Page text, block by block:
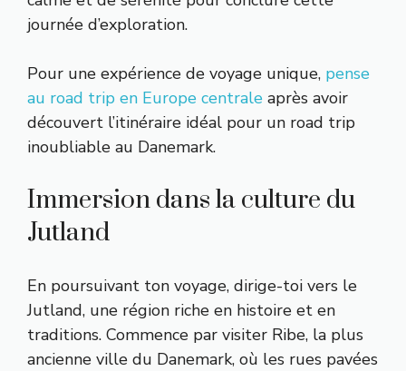
journée d’exploration.
Pour une expérience de voyage unique, pense
au road trip en Europe centrale après avoir
découvert l’itinéraire idéal pour un road trip
inoubliable au Danemark.
Immersion dans la culture du
Jutland
En poursuivant ton voyage, dirige-toi vers le
Jutland, une région riche en histoire et en
traditions. Commence par visiter Ribe, la plus
ancienne ville du Danemark, où les rues pavées